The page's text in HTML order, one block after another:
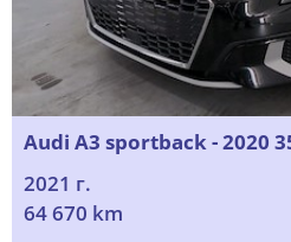
Audi A3 sportback - 2020
2021 г.
64 670 km